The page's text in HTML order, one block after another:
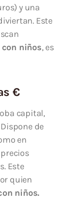
y una
Este
niños, es
€
capital,
de
en
Este
quien
niños.